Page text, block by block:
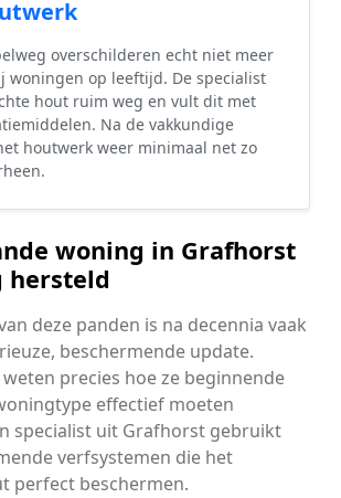
overschilderen echt niet meer
woningen op leeftijd. De specialist
hout ruim weg en vult dit met
Na de vakkundige
houtwerk weer minimaal net zo
woning in Grafhorst
hersteld
deze panden is na decennia vaak
beschermende update.
precies hoe ze beginnende
effectief moeten
specialist uit Grafhorst gebruikt
verfsystemen die het
perfect beschermen.